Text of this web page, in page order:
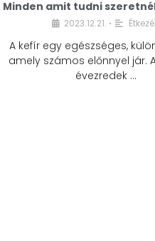
Minden amit tudni
2023.12.21. •
A kefír egy egészséges,
amely számos előnnyel jár.
évezredek …